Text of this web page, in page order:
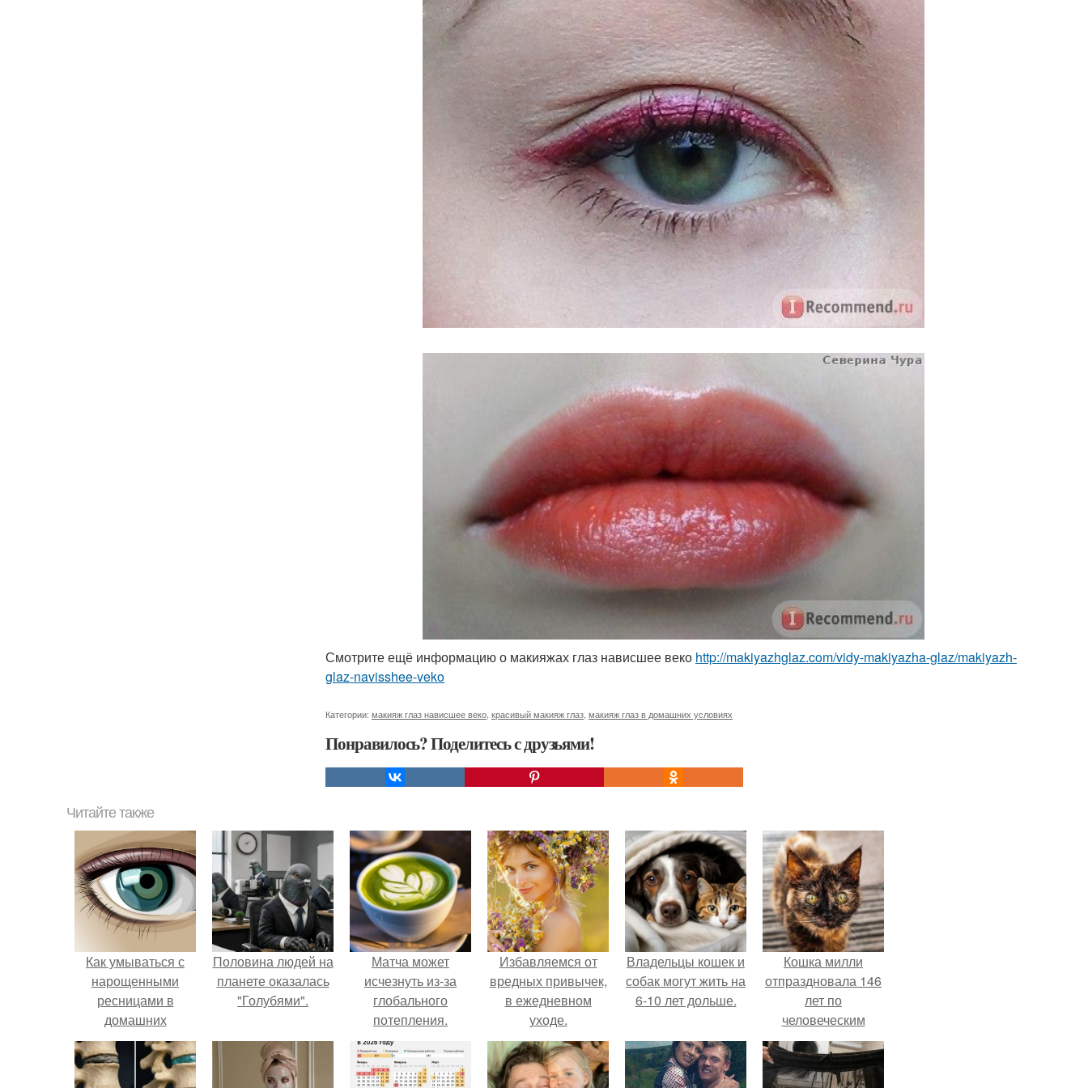
Смотрите ещё информацию о макияжах глаз нависшее веко http://makiyazhglaz.com/vidy-makiyazha-glaz/makiyazh-
glaz-navisshee-veko
Категории: макияж глаз нависшее веко красивый макияж глаз макияж глаз в домашних условиях
Понравилось? Поделитесь с друзьями!
Читайте также
Как умываться с
нарощенными
ресницами в
домашних
условиях. Как
правильно смыть
макияж с
Половина людей на
планете оказалась
"Голубями".
Матча может
исчезнуть из-за
глобального
потепления.
Избавляемся от
вредных привычек,
в ежедневном
уходе.
Владельцы кошек и
собак могут жить на
6-10 лет дольше.
Кошка милли
отпраздновала 146
лет по
человеческим
Меркам и
претендует на
звание самой